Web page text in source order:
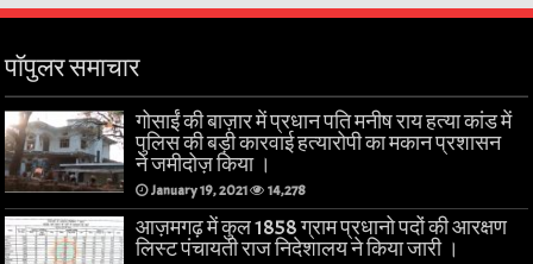
पॉपुलर समाचार
गोसाईं की बाज़ार में प्रधान पति मनीष राय हत्या कांड में
पुलिस की बड़ी कारवाई हत्यारोपी का मकान प्रशासन
ने जमीदोज़ किया ।
January 19, 2021 14,278
आज़मगढ़ में कुल 1858 ग्राम प्रधानो पदों की आरक्षण
लिस्ट पंचायती राज निदेशालय ने किया जारी ।